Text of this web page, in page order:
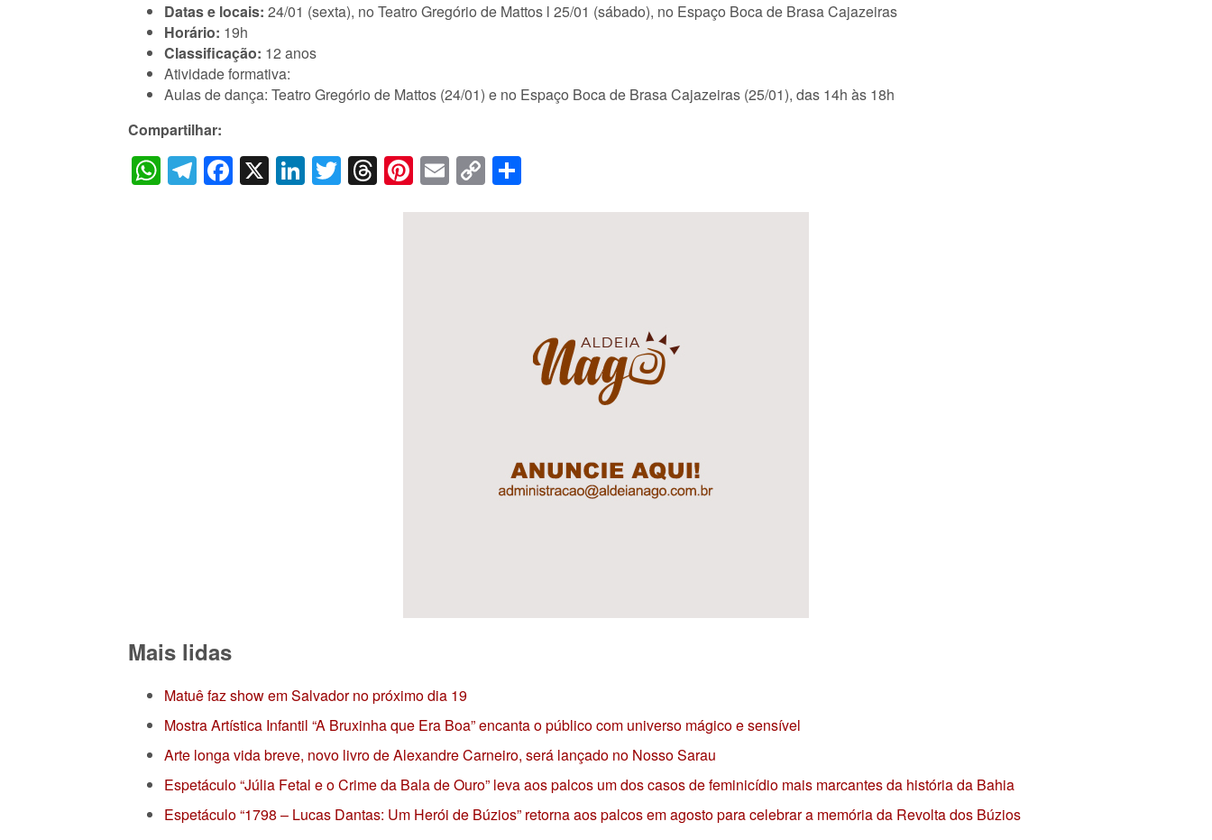
Datas e locais: 24/01 (sexta), no Teatro Gregório de Mattos l 25/01 (sábado), no Espaço Boca de Brasa Cajazeiras
Horário: 19h
Classificação: 12 anos
Atividade formativa:
Aulas de dança: Teatro Gregório de Mattos (24/01) e no Espaço Boca de Brasa Cajazeiras (25/01), das 14h às 18h
Compartilhar:
WhatsApp
Telegram
Facebook
X LinkedIn
Twitter
Threads
Pinterest
Email
Copy
Mais lidas
Matuê faz show em Salvador no próximo dia 19
Mostra Artística Infantil “A Bruxinha que Era Boa” encanta o público com universo mágico e sensível
Arte longa vida breve, novo livro de Alexandre Carneiro, será lançado no Nosso Sarau
Espetáculo “Júlia Fetal e o Crime da Bala de Ouro” leva aos palcos um dos casos de feminicídio mais marcantes da história da Bahia
Espetáculo “1798 – Lucas Dantas: Um Herói de Búzios” retorna aos palcos em agosto para celebrar a memória da Revolta dos Búzios